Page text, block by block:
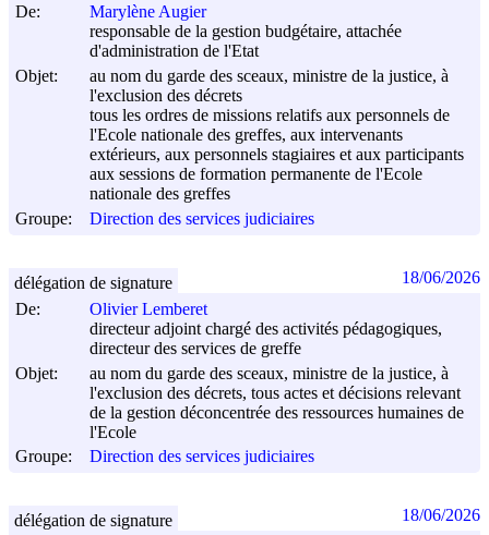
De:
Marylène Augier
responsable de la gestion budgétaire, attachée
d'administration de l'Etat
Objet:
au nom du garde des sceaux, ministre de la justice, à
l'exclusion des décrets
tous les ordres de missions relatifs aux personnels de
l'Ecole nationale des greffes, aux intervenants
extérieurs, aux personnels stagiaires et aux participants
aux sessions de formation permanente de l'Ecole
nationale des greffes
Groupe:
Direction des services judiciaires
De:
Olivier Lemberet
directeur adjoint chargé des activités pédagogiques,
directeur des services de greffe
Objet:
au nom du garde des sceaux, ministre de la justice, à
l'exclusion des décrets, tous actes et décisions relevant
de la gestion déconcentrée des ressources humaines de
l'Ecole
Groupe:
Direction des services judiciaires
délégation de signature 18/06/2026
délégation de signature 18/06/2026